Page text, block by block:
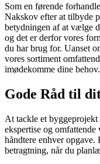
Som en førende
Nakskov efter at tilbyde
betydningen af at vælge
og det er derfor vores
du har brug for. Uanset
vores sortiment
imødekomme dine behov.
Gode Råd til
At tackle et
ekspertise og
håndtere enhver
betragtning, når du